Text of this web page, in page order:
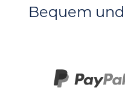
Bequem